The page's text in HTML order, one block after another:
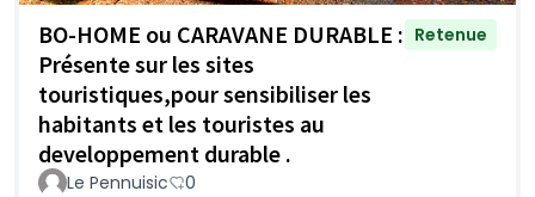
BO-HOME ou CARAVANE DURABLE :
Présente sur les sites
touristiques,pour sensibiliser les
habitants et les touristes au
developpement durable .
Retenue
Le Pennuisic 0